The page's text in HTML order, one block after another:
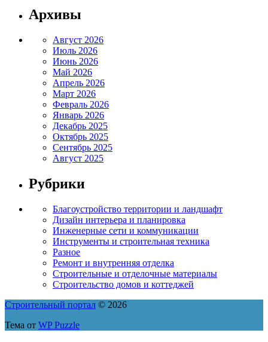
Архивы
Август 2026
Июль 2026
Июнь 2026
Май 2026
Апрель 2026
Март 2026
Февраль 2026
Январь 2026
Декабрь 2025
Октябрь 2025
Сентябрь 2025
Август 2025
Рубрики
Благоустройство территории и ландшафт
Дизайн интерьера и планировка
Инженерные сети и коммуникации
Инструменты и строительная техника
Разное
Ремонт и внутренняя отделка
Строительные и отделочные материалы
Строительство домов и коттеджей
Строительный портал © 2026
Тема от WP Puzzle